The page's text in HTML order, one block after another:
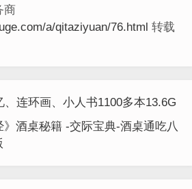
商
a/qitaziyuan/76.html 转载
、连环画、小人书1100多本13.6G
》酒桌秘籍 -交际宝典-酒桌通吃八